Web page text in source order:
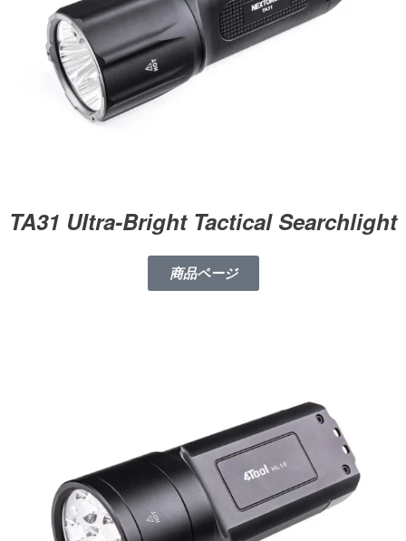
TA31 UItra-Bright Tactical Searchlight
商品ページ